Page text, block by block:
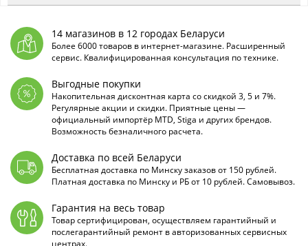
14 магазинов в 12 городах Беларуси
Более 6000 товаров в интернет-магазине. Расширенный
сервис. Квалифицированная консультация по технике.
Выгодные покупки
Накопительная дисконтная карта со скидкой 3, 5 и 7%.
Регулярные акции и скидки. Приятные цены —
официальный импортёр MTD, Stiga и других брендов.
Возможность безналичного расчета.
Доставка по всей Беларуси
Бесплатная доставка по Минску заказов от 150 рублей.
Платная доставка по Минску и РБ от 10 рублей. Самовывоз.
Гарантия на весь товар
Товар сертифицирован, осуществляем гарантийный и
послегарантийный ремонт в авторизованных сервисных
центрах.